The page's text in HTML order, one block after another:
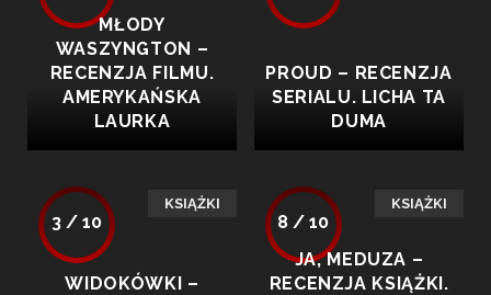
MŁODY
WASZYNGTON –
RECENZJA FILMU.
AMERYKAŃSKA
LAURKA
PROUD – RECENZJA
SERIALU. LICHA TA
DUMA
KSIĄŻKI
3 / 10
WIDOKÓWKI –
KSIĄŻKI
8 / 10
JA, MEDUZA –
RECENZJA KSIĄŻKI.